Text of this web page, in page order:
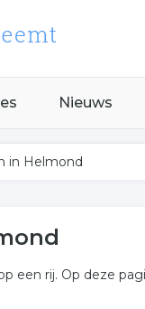
Nieuws
in Helmond
een rij. Op deze